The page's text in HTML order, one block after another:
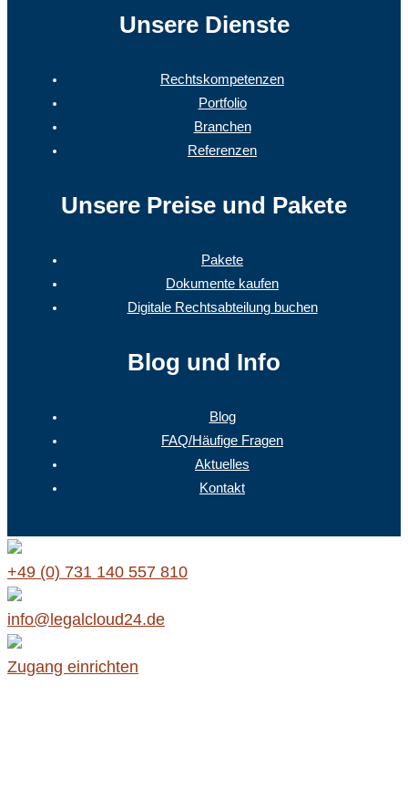
Unsere Dienste
Rechtskompetenzen
Portfolio
Branchen
Referenzen
Unsere Preise und Pakete
Pakete
Dokumente kaufen
Digitale Rechtsabteilung buchen
Blog und Info
Blog
FAQ/Häufige Fragen
Aktuelles
Kontakt
+49 (0) 731 140 557 810
info@legalcloud24.de
Zugang einrichten